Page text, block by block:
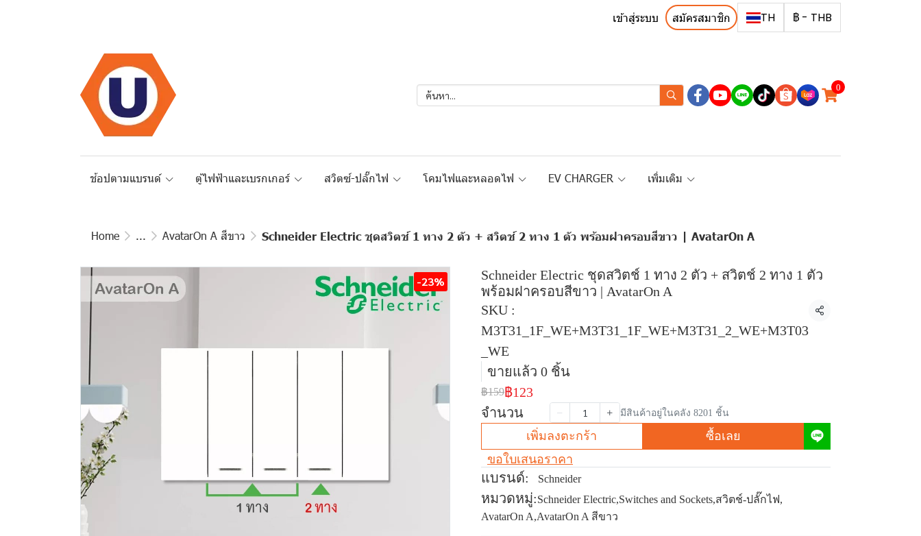
เข้าสู่ระบบ สมัครสมาชิก TH ฿ - THB
0
ช้อปตามแบรนด์ ตู้ไฟฟ้าและเบรกเกอร์ สวิตซ์-ปลั๊กไฟ โคมไฟและหลอดไฟ EV CHARGER เพิ่มเติม
Home ... AvatarOn A สีขาว Schneider Electric ชุดสวิตช์ 1 ทาง 2 ตัว + สวิตช์ 2 ทาง 1 ตัว พร้อมฝาครอบสีขาว | AvatarOn A
-23%
Schneider Electric ชุดสวิตช์ 1 ทาง 2 ตัว + สวิตช์ 2 ทาง 1 ตัว
พร้อมฝาครอบสีขาว | AvatarOn A
SKU :
M3T31_1F_WE+M3T31_1F_WE+M3T31_2_WE+M3T03
_WE
ขายแล้ว 0 ชิ้น
แชร์
฿159฿123
จำนวน
มีสินค้าอยู่ในคลัง 8201 ชิ้น
เพิ่มลงตะกร้า
ซื้อเลย
ขอใบเสนอราคา
แบรนด์: Schneider
หมวดหมู่:Schneider Electric,Switches and Sockets,สวิตช์-ปลั๊กไฟ,
AvatarOn A,AvatarOn A สีขาว